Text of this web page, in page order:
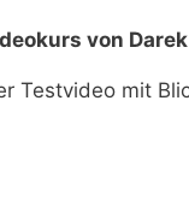
von
Testvideo mit